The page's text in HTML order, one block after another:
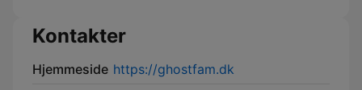
Kontakter
Hjemmeside https://ghostfam.dk